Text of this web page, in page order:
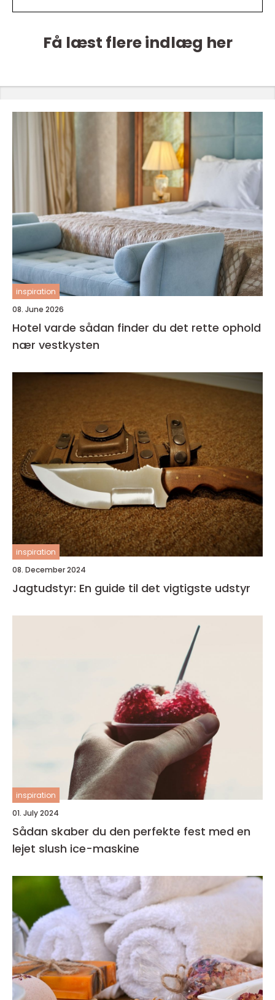
Få læst flere indlæg her
inspiration
08. June 2026
Hotel varde sådan finder du det rette ophold
nær vestkysten
inspiration
08. December 2024
Jagtudstyr: En guide til det vigtigste udstyr
inspiration
01. July 2024
Sådan skaber du den perfekte fest med en
lejet slush ice-maskine